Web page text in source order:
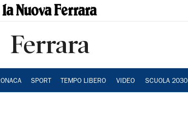
Ferrara
SPORT TEMPO LIBERO VIDEO SCUOLA 2030